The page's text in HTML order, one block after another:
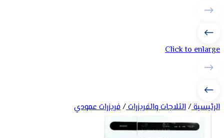
Click to enlarge
الرئيسية/الثلاجات والفريزرات/فريزرات عمودي